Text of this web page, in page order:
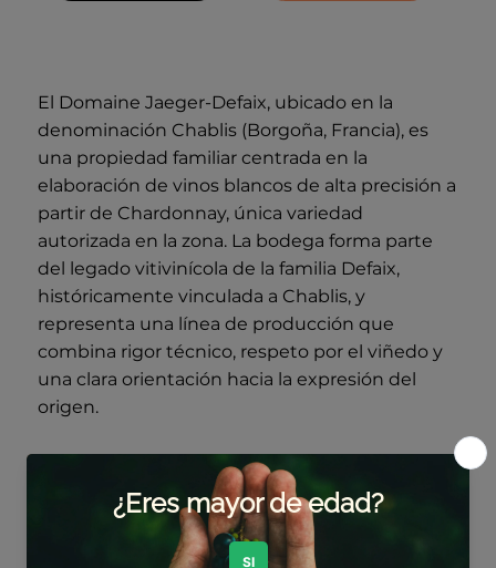
El Domaine Jaeger-Defaix, ubicado en la
denominación Chablis (Borgoña, Francia), es
una propiedad familiar centrada en la
elaboración de vinos blancos de alta precisión a
partir de Chardonnay, única variedad
autorizada en la zona. La bodega forma parte
del legado vitivinícola de la familia Defaix,
históricamente vinculada a Chablis, y
representa una línea de producción que
combina rigor técnico, respeto por el viñedo y
una clara orientación hacia la expresión del
origen.
La gestión del viñedo se basa en principios de
viticultura sostenible, con especial atención al
equilibrio vegetativo, el control de
rendimientos y la sanidad de la uva. El trabajo